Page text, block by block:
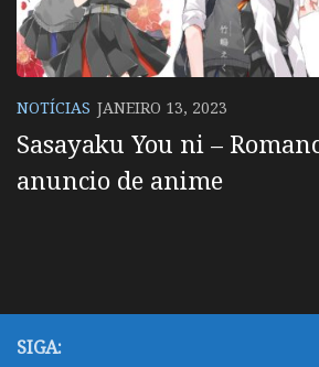
NOTÍCIAS JANEIRO 13, 2023
Sasayaku You ni –
anuncio de anime
SIGA: